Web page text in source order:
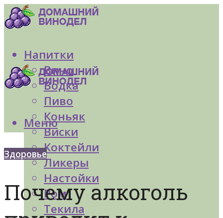
Напитки
Вино
Водка
Пиво
Коньяк
Виски
Коктейли
Ликеры
Настойки
Ром
Текила
Меню
Здоровье
Почему алкоголь